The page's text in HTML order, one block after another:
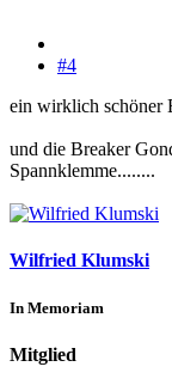
#4
ein wirklich schöner
und die Breaker
Spannklemme........
Wilfried Klumski
In Memoriam
Mitglied